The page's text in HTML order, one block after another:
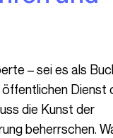
öffentlichen Dienst
die Kunst der
beherrschen.